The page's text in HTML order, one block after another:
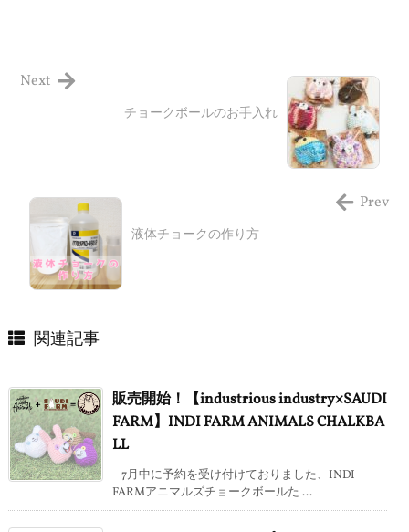
チョークボールのお手入れ
Next
液体チョークの作り方
Prev
関連記事
販売開始！【industrious industry×SAUDI
FARM】INDI FARM ANIMALS CHALKBA
LL
7月中に予約を受け付けておりました、INDI
FARMアニマルズチョークボールた ...